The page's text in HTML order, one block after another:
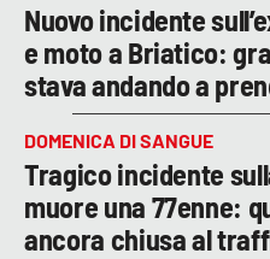
Nuovo incidente
e moto a Briatico:
stava andando a
DOMENICA DI SANGUE
Tragico incidente
muore una 77enne:
ancora chiusa al